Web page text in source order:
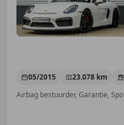
05/2015 23.078 km